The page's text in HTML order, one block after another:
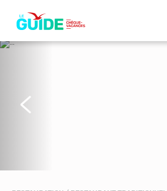
contenu
principal
Précédent